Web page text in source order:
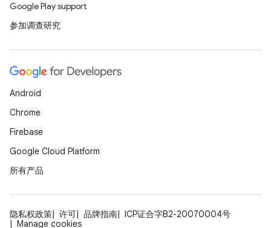
Google Play support
参加调查研究
Android
Chrome
Firebase
Google Cloud Platform
所有产品
隐私权政策 许可 品牌指南
ICP证合字B2-20070004号
Manage cookies